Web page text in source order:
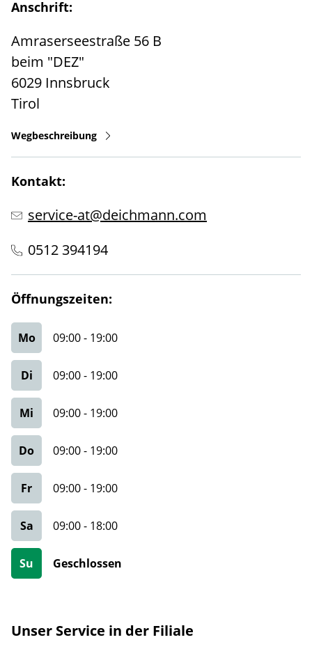
Anschrift:
Amraserseestraße 56 B
beim "DEZ"
6029 Innsbruck
Tirol
Wegbeschreibung
Kontakt:
service-at@deichmann.com
0512 394194
Öffnungszeiten:
Mo 09:00- 19:00
Di 09:00- 19:00
Mi 09:00- 19:00
Do 09:00- 19:00
Fr 09:00- 19:00
Sa 09:00- 18:00
Su Geschlossen
Unser Service in der Filiale